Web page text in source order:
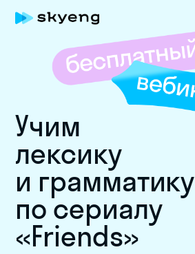
Учим
лексику
и грамматику
по сериалу
«Friends»